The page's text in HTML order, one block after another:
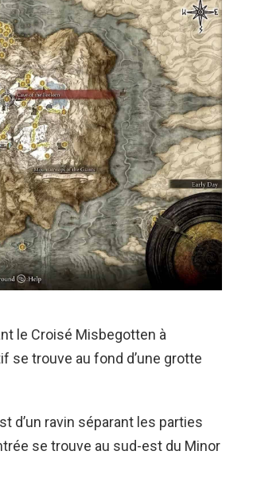
le Croisé Misbegotten à
se trouve au fond d’une grotte
d’un ravin séparant les parties
se trouve au sud-est du Minor